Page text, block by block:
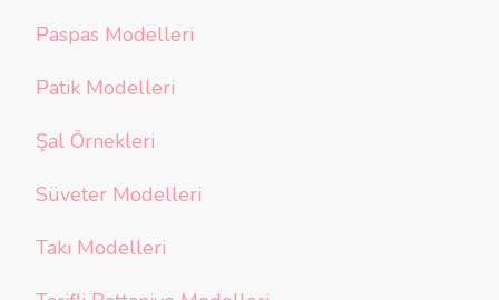
Paspas Modelleri
Patik Modelleri
Şal Örnekleri
Süveter Modelleri
Takı Modelleri